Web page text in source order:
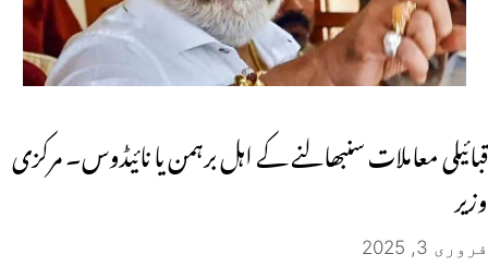
قبائیلی معاملات سنبھالنے کے اہل برہمن یا نائیڈوس۔ مرکزی
وزیر
فروری 3, 2025